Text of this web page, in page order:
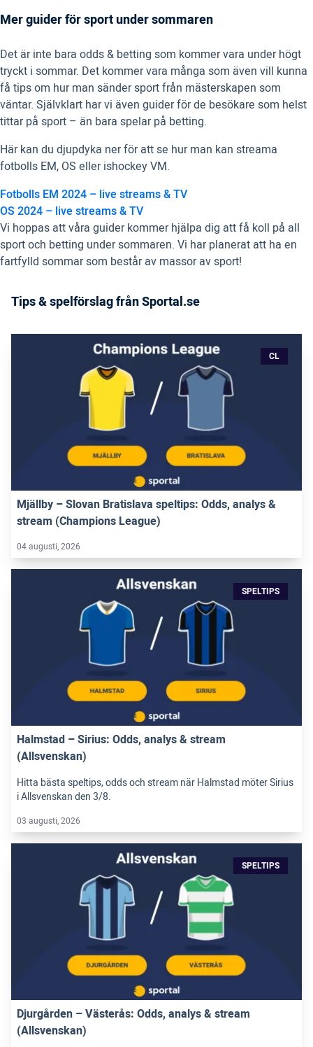
Mer guider för sport under sommaren
Det är inte bara odds & betting som kommer vara under högt
tryckt i sommar. Det kommer vara många som även vill kunna
få tips om hur man sänder sport från mästerskapen som
väntar. Självklart har vi även guider för de besökare som helst
tittar på sport – än bara spelar på betting.
Här kan du djupdyka ner för att se hur man kan streama
fotbolls EM, OS eller ishockey VM.
Fotbolls EM 2024 – live streams & TV
OS 2024 – live streams & TV
Vi hoppas att våra guider kommer hjälpa dig att få koll på all
sport och betting under sommaren. Vi har planerat att ha en
fartfylld sommar som består av massor av sport!
Tips & spelförslag från Sportal.se
CL
Mjällby – Slovan Bratislava speltips: Odds, analys &
stream (Champions League)
04 augusti, 2026
SPELTIPS
Halmstad – Sirius: Odds, analys & stream
(Allsvenskan)
Hitta bästa speltips, odds och stream när Halmstad möter Sirius
i Allsvenskan den 3/8.
03 augusti, 2026
SPELTIPS
Djurgården – Västerås: Odds, analys & stream
(Allsvenskan)